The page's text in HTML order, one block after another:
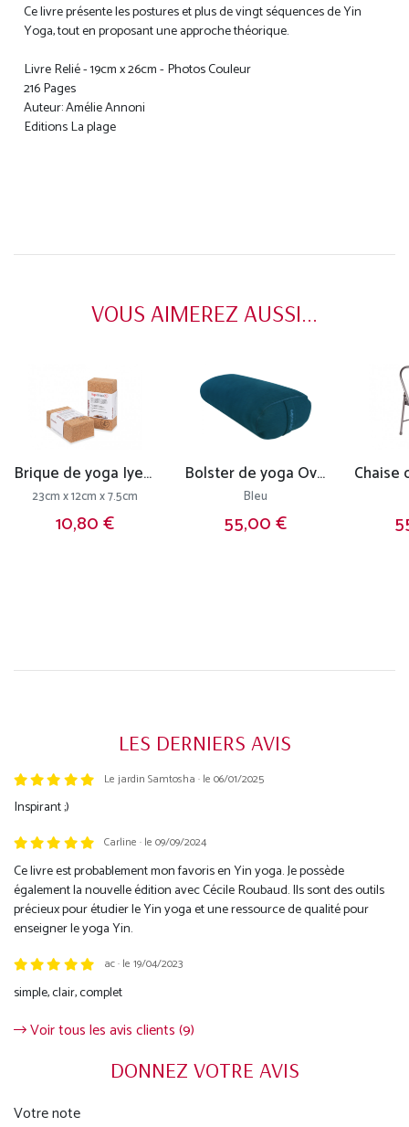
Ce livre présente les postures et plus de vingt séquences de Yin
Yoga, tout en proposant une approche théorique.
Livre Relié - 19cm x 26cm - Photos Couleur
216 Pages
Auteur: Amélie Annoni
Editions La plage
VOUS AIMEREZ AUSSI...
Brique de yoga Iyengar liège
23cm x 12cm x 7.5cm
10,80 €
Bolster de yoga Ovale KAPOK 100 % coton Bio 60 cm x15 cm x 30 cm
Bleu
55,00 €
LES DERNIERS AVIS
Trustpilot Le jardin Samtosha · le 06/01/2025
Inspirant ;)
Carline · le 09/09/2024
Ce livre est probablement mon favoris en Yin yoga. Je possède
également la nouvelle édition avec Cécile Roubaud. Ils sont des outils
précieux pour étudier le Yin yoga et une ressource de qualité pour
enseigner le yoga Yin.
ac · le 19/04/2023
simple, clair, complet
Voir tous les avis clients (9)
DONNEZ VOTRE AVIS
Votre note